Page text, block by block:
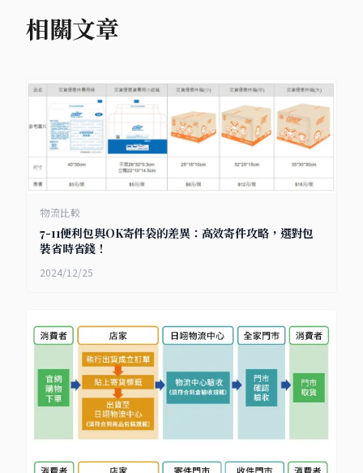
相關文章
物流比較
7-11便利包與OK寄件袋的差異：高效寄件攻略，選對包
裝省時省錢！
2024/12/25